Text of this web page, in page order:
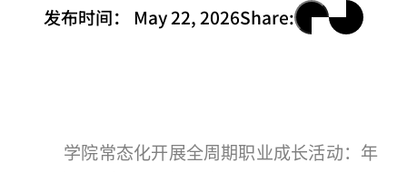
发布时间： May 22, 2026Share:
学院常态化开展全周期职业成长活动：年